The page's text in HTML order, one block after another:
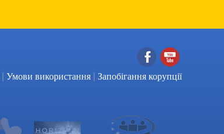
Facebook
YouTube
| Умови використання | Запобігання корупції